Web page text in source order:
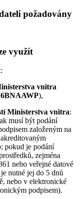
požadovány
využít
vnitra
6BNAAWP),
Ministerstva vnitra:
musí být podání
založeným na
pokud je podání
zejména
nebo veřejné datové
nutné jej do 5 dnů
nebo v elektronické
podpisem).